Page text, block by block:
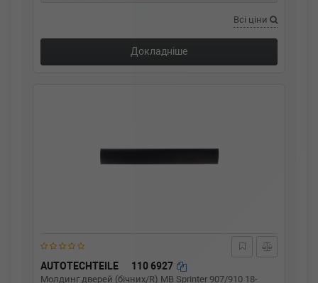
Всі ціни
Докладніше
AUTOTECHTEILE 110 6927
Молдинг дверей (бічних/R) MB Sprinter 907/910 18-